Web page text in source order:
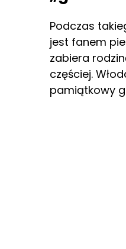
Podczas
jest fanem
zabiera
częściej.
pamiątkowy